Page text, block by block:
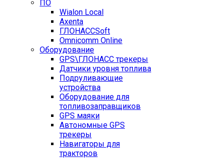
ПО
Wialon Local
Axenta
ГЛОНАССSoft
Оmnicomm Оnline
Оборудование
GPS\ГЛОНАСС трекеры
Датчики уровня топлива
Подруливающие
устройства
Оборудование для
топливозаправщиков
GPS маяки
Автономные GPS
трекеры
Навигаторы для
тракторов